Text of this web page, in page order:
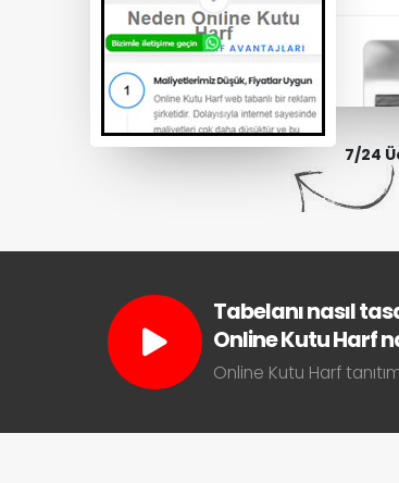
7/24
Tabelanı nasıl
Online Kutu Harf
Online Kutu Harf